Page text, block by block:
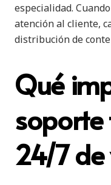
especialidad.
atención al cliente,
distribución de
Qué
soporte
24/7